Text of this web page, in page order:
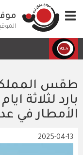
إلى
المحتوى
الرئيسي
Toggle
navigation
طقس
بارد لثلاثة
الأمطار في
2025-04-13